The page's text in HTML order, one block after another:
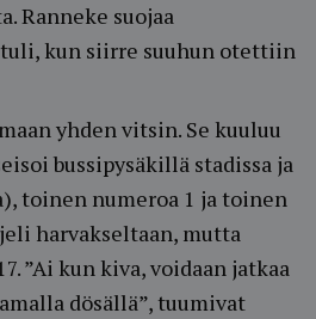
Ranneke suojaa
kun siirre suuhun otettiin
yhden vitsin. Se kuuluu
bussipysäkillä stadissa ja
toinen numeroa 1 ja toinen
harvakseltaan, mutta
”Ai kun kiva, voidaan jatkaa
dösällä”, tuumivat